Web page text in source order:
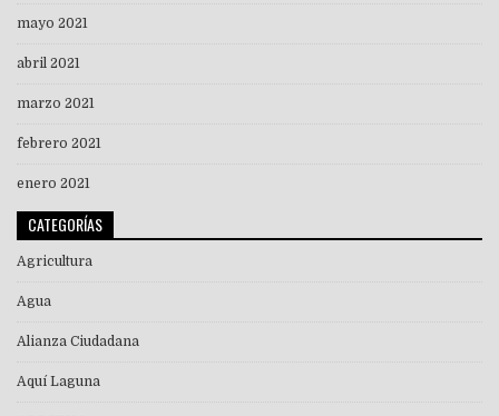
mayo 2021
abril 2021
marzo 2021
febrero 2021
enero 2021
CATEGORÍAS
Agricultura
Agua
Alianza Ciudadana
Aquí Laguna